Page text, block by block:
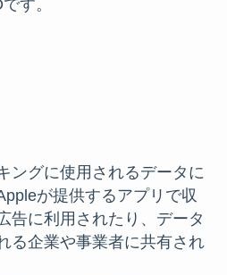
す。
ングに使用されるデータに
が提供するアプリで収
告に利用されたり、データ
る企業や事業者に共有され